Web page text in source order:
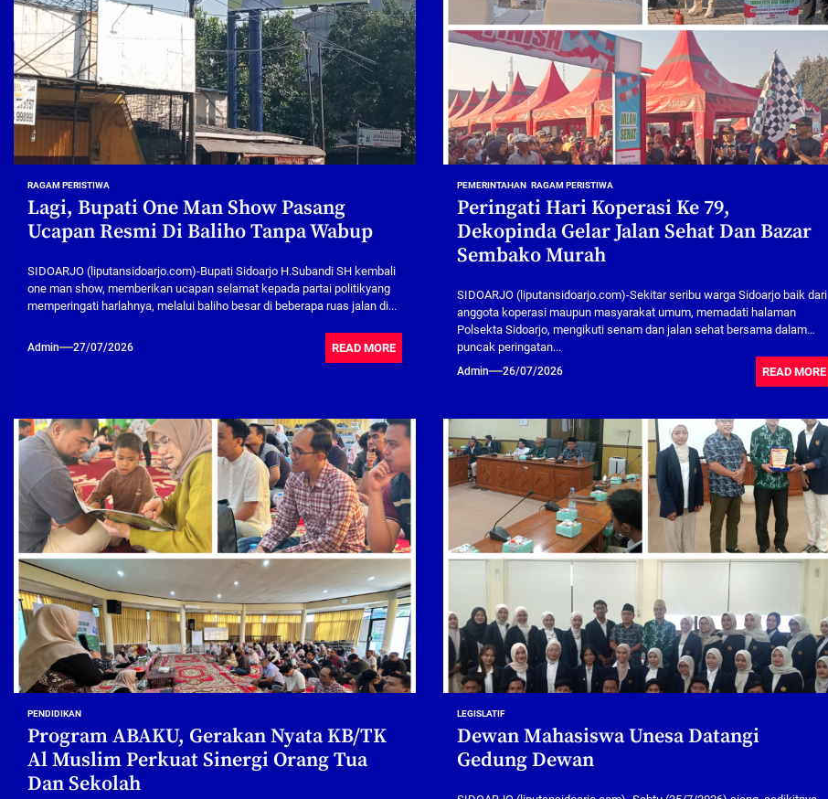
RAGAM PERISTIWA
Lagi, Bupati One Man Show Pasang
Ucapan Resmi Di Baliho Tanpa Wabup
SIDOARJO (liputansidoarjo.com)-Bupati Sidoarjo H.Subandi SH kembali
one man show, memberikan ucapan selamat kepada partai politikyang
memperingati harlahnya, melalui baliho besar di beberapa ruas jalan di...
Admin 27/07/2026 READ MORE
PEMERINTAHAN RAGAM PERISTIWA
Peringati Hari Koperasi Ke 79,
Dekopinda Gelar Jalan Sehat Dan Bazar
Sembako Murah
SIDOARJO (liputansidoarjo.com)-Sekitar seribu warga Sidoarjo baik dari
anggota koperasi maupun masyarakat umum, memadati halaman
Polsekta Sidoarjo, mengikuti senam dan jalan sehat bersama dalam
puncak peringatan...
Admin 26/07/2026 READ MORE
PENDIDIKAN
Program ABAKU, Gerakan Nyata KB/TK
Al Muslim Perkuat Sinergi Orang Tua
Dan Sekolah
LEGISLATIF
Dewan Mahasiswa Unesa Datangi
Gedung Dewan